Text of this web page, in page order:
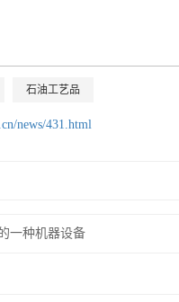
石油工艺品
news/431.html
一种机器设备